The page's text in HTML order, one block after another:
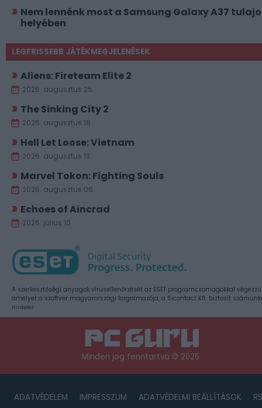
Nem lennénk most a Samsung Galaxy A37
helyében
LEGFRISSEBB JÁTÉKMEGJELENÉSEK
Aliens: Fireteam Elite 2
2026. augusztus 25.
The Sinking City 2
2026. augusztus 18.
Hell Let Loose: Vietnam
2026. augusztus 13.
Marvel Tokon: Fighting Souls
2026. augusztus 06.
Echoes of Aincrad
2026. július 10.
A szerkesztőségi anyagok vírusellenőrzését az ESET programcsomagokkal
amelyet a szoftver magyarországi forgalmazója, a Sicontact Kft. biztosít
Hirdetés
Minden jog fenntartva © 2026
ADATVÉDELEM IMPRESSZUM ADATVÉDELMI BEÁLLÍTÁSOK